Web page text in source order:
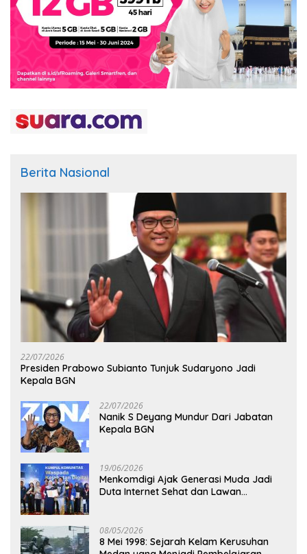
Berita Nasional
22/07/2026
Presiden Prabowo Subianto Tunjuk Sudaryono Jadi
Kepala BGN
22/07/2026
Nanik S Deyang Mundur Dari Jabatan
Kepala BGN
19/06/2026
Menkomdigi Ajak Generasi Muda Jadi
Duta Internet Sehat dan Lawan
08/05/2026
8 Mei 1998: Sejarah Kelam Kerusuhan